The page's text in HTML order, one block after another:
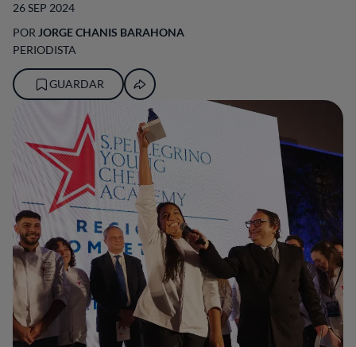
26 SEP 2024
POR JORGE CHANIS BARAHONA
PERIODISTA
GUARDAR